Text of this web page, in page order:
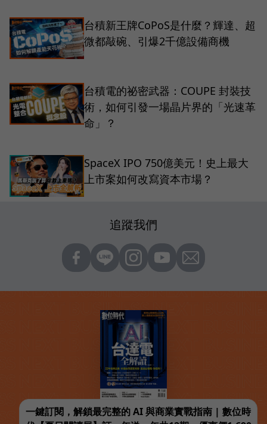
台積新王牌CoPoS是什麼？輝達、超
微都敲碗、引爆2千億設備商機
台積電的祕密武器：COUPE 封裝技
術，如何引發一場晶片界的「光速革
命」？
SpaceX IPO 750億美元！史上最大
上市案如何改寫資本市場？
追蹤我們
一鍵訂閱，解鎖最完整的 AI 與商業實戰指南 | 數位時